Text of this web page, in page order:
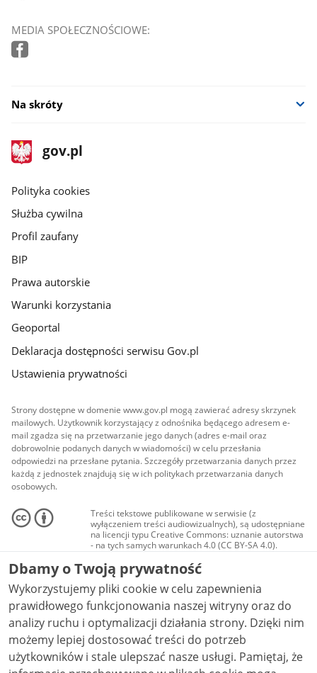
MEDIA SPOŁECZNOŚCIOWE:
Na skróty
stopka
gov.pl
Strona
gov.pl
gov.pl
Polityka cookies
Służba cywilna
Profil zaufany
BIP
Prawa autorskie
Warunki korzystania
Geoportal
Deklaracja dostępności serwisu Gov.pl
Ustawienia prywatności
Strony dostępne w domenie www.gov.pl mogą zawierać adresy skrzynek
mailowych. Użytkownik korzystający z odnośnika będącego adresem e-
mail zgadza się na przetwarzanie jego danych (adres e-mail oraz
dobrowolnie podanych danych w wiadomości) w celu przesłania
odpowiedzi na przesłane pytania. Szczegóły przetwarzania danych przez
każdą z jednostek znajdują się w ich politykach przetwarzania danych
osobowych.
Treści tekstowe publikowane w serwisie (z
wyłączeniem treści audiowizualnych), są udostępniane
na licencji typu Creative Commons: uznanie autorstwa
- na tych samych warunkach 4.0 (CC BY-SA 4.0).
Materiały audiowizualne, w tym zdjęcia, materiały
audio i wideo, są udostępniane na licencji typu
Creative Commons: uznanie autorstwa użycie
niekomercyjne - bez utworów zależnych 4.0 (CC BY-
NC-ND 4.0), o ile nie jest to stwierdzone inaczej.
Dbamy o Twoją prywatność
Wykorzystujemy pliki cookie w celu zapewnienia
prawidłowego funkcjonowania naszej witryny oraz do
analizy ruchu i optymalizacji działania strony. Dzięki nim
możemy lepiej dostosować treści do potrzeb
użytkowników i stale ulepszać nasze usługi. Pamiętaj, że